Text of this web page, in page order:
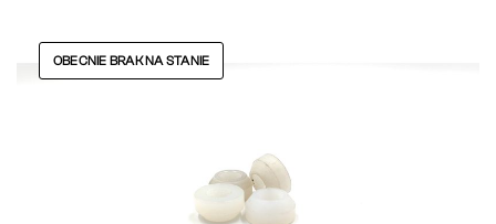
OBECNIE BRAK NA STANIE